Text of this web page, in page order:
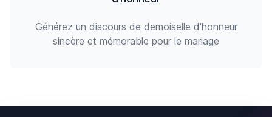
Générez un discours de demoiselle d'honneur
sincère et mémorable pour le mariage